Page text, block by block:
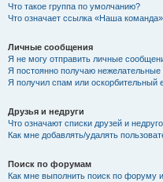
Что такое группа по умолчанию?
Что означает ссылка «Наша
Личные сообщения
Я не могу отправить личные
Я постоянно получаю
Я получил спам или оскорбительный
Друзья и недруги
Что означают списки друзей и
Как мне добавлять/удалять
Поиск по форумам
Как мне выполнить поиск по форуму